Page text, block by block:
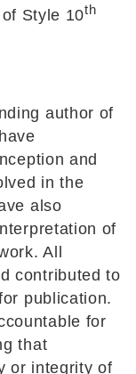
Style 10th
author of
and
in the
also
of
All
contributed to
publication.
for
that
or integrity of